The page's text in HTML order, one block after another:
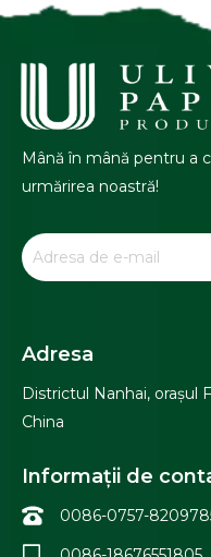
Mână în mână pentru a
urmărirea noastră!
Adresa
Districtul Nanhai, orașul
China
Informații de
0086-0757-